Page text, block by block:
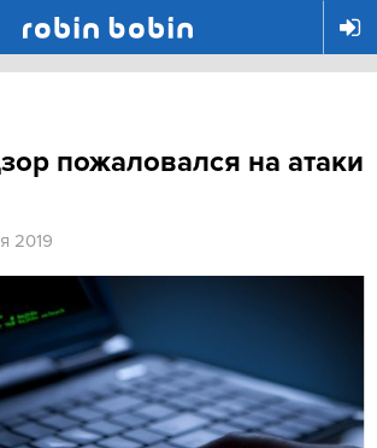
пожаловался на атаки
2019